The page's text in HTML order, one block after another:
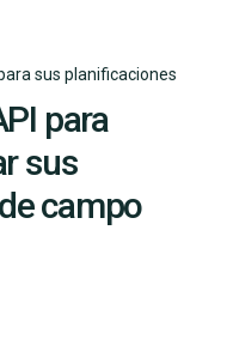
sus planificaciones
para
sus
campo